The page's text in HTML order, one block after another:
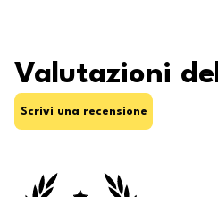
Valutazioni
Scrivi una recensione